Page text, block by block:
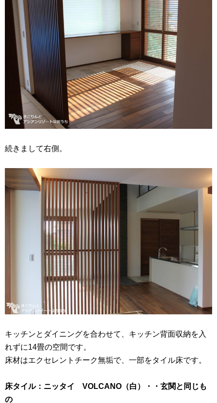
続きまして右側。
キッチンとダイニングを合わせて、キッチン背面収納を入
れずに14畳の空間です。
床材はエクセレントチーク無垢で、一部をタイル床です。
床タイル：ニッタイ VOLCANO（白）・・玄関と同じも
の